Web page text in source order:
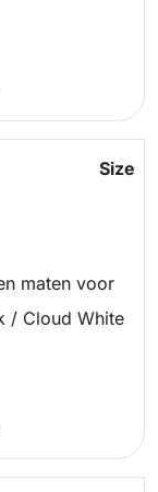
Size
maten voor
/ Cloud White